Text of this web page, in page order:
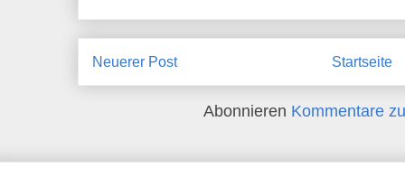
Neuerer Post Startseite
Abonnieren Kommentare